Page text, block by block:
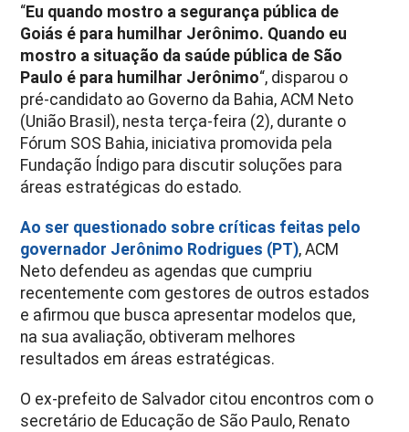
“Eu quando mostro a segurança pública de
Goiás é para humilhar Jerônimo. Quando eu
mostro a situação da saúde pública de São
Paulo é para humilhar Jerônimo“, disparou o
pré-candidato ao Governo da Bahia, ACM Neto
(União Brasil), nesta terça-feira (2), durante o
Fórum SOS Bahia, iniciativa promovida pela
Fundação Índigo para discutir soluções para
áreas estratégicas do estado.
Ao ser questionado sobre críticas feitas pelo
governador Jerônimo Rodrigues (PT), ACM
Neto defendeu as agendas que cumpriu
recentemente com gestores de outros estados
e afirmou que busca apresentar modelos que,
na sua avaliação, obtiveram melhores
resultados em áreas estratégicas.
O ex-prefeito de Salvador citou encontros com o
secretário de Educação de São Paulo, Renato